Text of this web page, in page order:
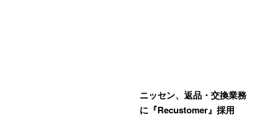
ニッセン、返品・交換業務
に『Recustomer』採用